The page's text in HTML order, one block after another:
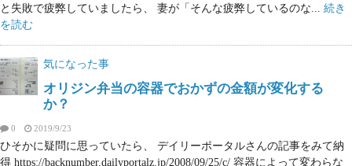
と失敗で疲弊していましたら、 妻が「そんな疲弊しているのな... 続き
を読む
気になった事
オリジン弁当の容器でおかずの金額が変化する
か？
0 2019/9/23
ひそかに疑問に思っていたら、 デイリーポータルさんの記事をみて納
得 https://backnumber.dailyportalz.jp/2008/09/25/c/ 容器によって変わらな